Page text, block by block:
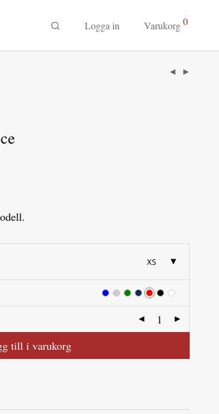
Logga in Varukorg0
XS
till i varukorg